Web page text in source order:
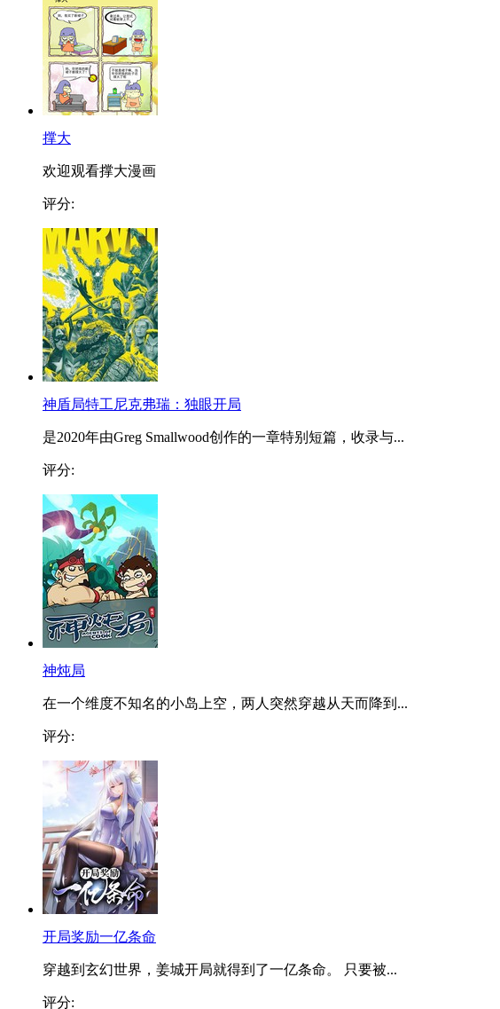
撑大
欢迎观看撑大漫画
评分:
神盾局特工尼克弗瑞：独眼开局
是2020年由Greg Smallwood创作的一章特别短篇，收录与...
评分:
神炖局
在一个维度不知名的小岛上空，两人突然穿越从天而降到...
评分:
开局奖励一亿条命
穿越到玄幻世界，姜城开局就得到了一亿条命。 只要被...
评分: